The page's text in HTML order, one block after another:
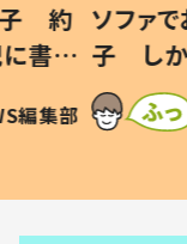
子 約
書い
編集部
ソファ
子 しか
すべて
いから許